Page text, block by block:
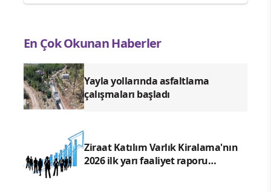
En Çok Okunan Haberler
Yayla yollarında asfaltlama
çalışmaları başladı
Ziraat Katılım Varlık Kiralama'nın
2026 ilk yarı faaliyet raporu